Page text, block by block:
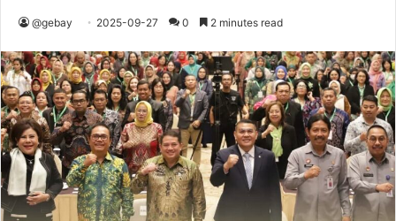
@gebay 2025-09-27 0 2 minutes read